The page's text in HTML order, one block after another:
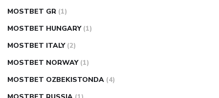
MOSTBET GR (1)
MOSTBET HUNGARY (1)
MOSTBET ITALY (2)
MOSTBET NORWAY (1)
MOSTBET OZBEKISTONDA (4)